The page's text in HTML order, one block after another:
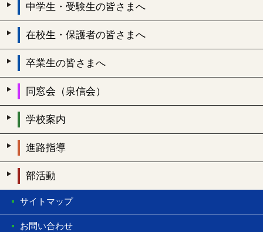
中学生・受験生の皆さまへ
在校生・保護者の皆さまへ
卒業生の皆さまへ
同窓会（泉信会）
学校案内
進路指導
部活動
サイトマップ
お問い合わせ